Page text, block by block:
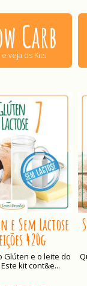
Carb
veja os Kits
e Sem Lactose
420g
Glúten e o leite do
kit cont&e...